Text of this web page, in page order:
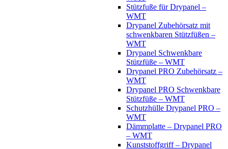
Stützfuße für Drypanel –
WMT
Drypanel Zubehörsatz mit
schwenkbaren Stützfüßen –
WMT
Drypanel Schwenkbare
Stützfüße – WMT
Drypanel PRO Zubehörsatz –
WMT
Drypanel PRO Schwenkbare
Stützfüße – WMT
Schutzhülle Drypanel PRO –
WMT
Dämmplatte – Drypanel PRO
– WMT
Kunststoffgriff – Drypanel